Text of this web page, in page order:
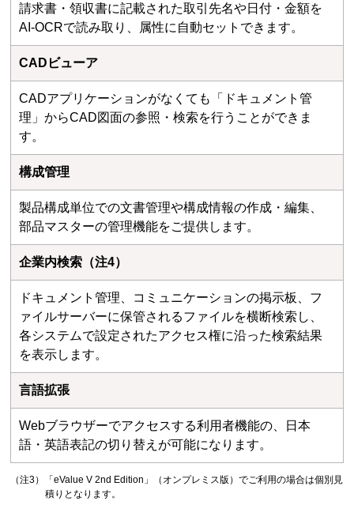
請求書・領収書に記載された取引先名や日付・金額を
AI-OCRで読み取り、属性に自動セットできます。
CADビューア
CADアプリケーションがなくても「ドキュメント管
理」からCAD図面の参照・検索を行うことができま
す。
構成管理
製品構成単位での文書管理や構成情報の作成・編集、
部品マスターの管理機能をご提供します。
企業内検索（注4）
ドキュメント管理、コミュニケーションの掲示板、フ
ァイルサーバーに保管されるファイルを横断検索し、
各システムで設定されたアクセス権に沿った検索結果
を表示します。
言語拡張
Webブラウザーでアクセスする利用者機能の、日本
語・英語表記の切り替えが可能になります。
（注3）「eValue V 2nd Edition」（オンプレミス版）でご利用の場合は個別見
積りとなります。